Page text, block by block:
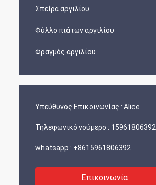
Σπείρα αργιλίου
Φύλλο πιάτων αργιλίου
Φραγμός αργιλίου
Υπεύθυνος Επικοινωνίας : Alice
Τηλεφωνικό νούμερο : 15961806392
whatsapp : +8615961806392
Επικοινωνία